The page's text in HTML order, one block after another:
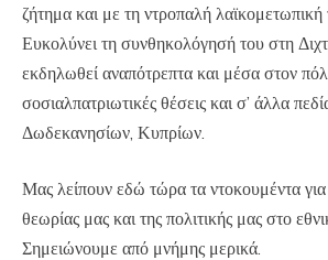
ζήτημα και με τη ντροπαλή λαϊκομετωπική
Ευκολύνει τη συνθηκολόγησή του στη
εκδηλωθεί αναπότρεπτα και μέσα στον
σοσιαλπατριωτικές θέσεις και σ’ άλλα
Δωδεκανησίων, Κυπρίων.
Μας λείπουν εδώ τώρα τα ντοκουμέντα για
θεωρίας μας και της πολιτικής μας στο
Σημειώνουμε από μνήμης μερικά.